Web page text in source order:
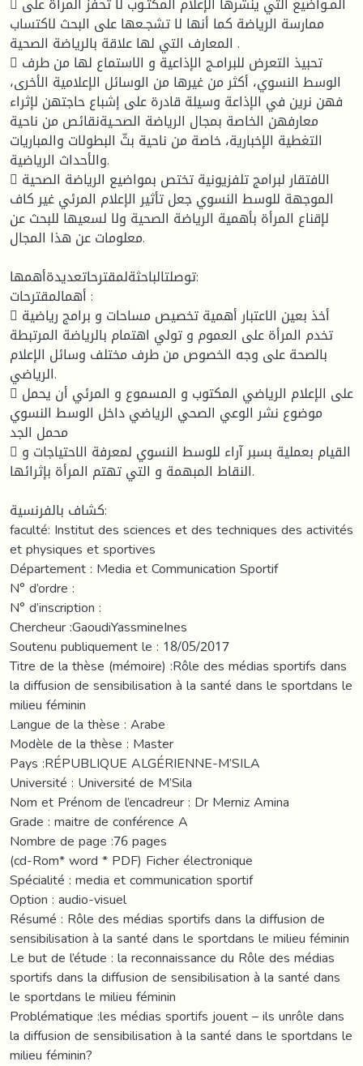
ممارسة الرياضة كما أنها لا تشجـعها على البحث لاكتساب
المعارف التي لها علاقة بالرياضة الصحية .
 تحبيذ التعرض للبرامـج الإذاعية و الاستماع لها من طرف
الوسط النسوي، أكثر من غيرها من الوسائل الإعلامية الأخرى،
فهن نرين في الإذاعة وسيلة قادرة على إشباع حاجتهن لإثراء
معارفهن الخاصة بمجال الرياضة الصحـيةنقائص من ناحية
التغطية الإخبارية، خاصة من ناحية بثّ البطولات والمباريات
والأحداث الرياضية.
 الافتقار لبرامج تلفزيونية تختص بمواضيع الرياضة الصحية
الموجهة للوسط النسوي جعل تأثير الإعلام المرئي غير كاف
لإقناع المرأة بأهمية الرياضة الصحية ولا لسعيها للبحث عن
معلومات عن هذا المجال.
توصلتالباحثةلمقترحاتعديدةأهمها:
أهمالمقترحات :
 أخذ بعين الاعتبار أهمية تخصيص مساحات و برامج رياضية
تخدم المرأة على العموم و تولي اهتمام بالرياضة المرتبطة
بالصحة على وجه الخصوص من طرف مختلف وسائل الإعلام
الرياضي.
 على الإعلام الرياضي المكتوب و المسموع و المرئي أن يحمل
موضوع نشر الوعي الصحي الرياضي داخل الوسط النسوي
محمل الجد
 القيام بعملية بسبر آراء للوسط النسوي لمعرفة الاحتياجات و
النقاط المبهمة و التي تهتم المرأة بإثرائها.
كشاف بالفرنسية:
faculté: Institut des sciences et des techniques des activités
et physiques et sportives
Département : Media et Communication Sportif
N° d’ordre :
N° d’inscription :
Chercheur :GaoudiYassmineInes
Soutenu publiquement le : 18/05/2017
Titre de la thèse (mémoire) :Rôle des médias sportifs dans
la diffusion de sensibilisation à la santé dans le sportdans le
milieu féminin
Langue de la thèse : Arabe
Modèle de la thèse : Master
Pays :RÉPUBLIQUE ALGÉRIENNE-M’SILA
Université : Université de M’Sila
Nom et Prénom de l’encadreur : Dr Merniz Amina
Grade : maitre de conférence A
Nombre de page :76 pages
(cd-Rom* word * PDF) Ficher électronique
Spécialité : media et communication sportif
Option : audio-visuel
Résumé : Rôle des médias sportifs dans la diffusion de
sensibilisation à la santé dans le sportdans le milieu féminin
Le but de l’étude : la reconnaissance du Rôle des médias
sportifs dans la diffusion de sensibilisation à la santé dans
le sportdans le milieu féminin
Problématique :les médias sportifs jouent – ils unrôle dans
la diffusion de sensibilisation à la santé dans le sportdans le
milieu féminin?